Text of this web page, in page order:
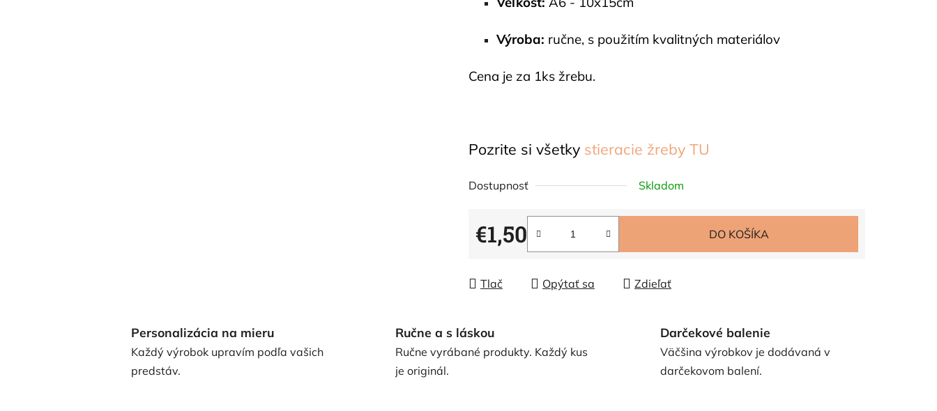
Výroba: ručne, s použitím kvalitných materiálov
Cena je za 1ks žrebu.
Pozrite si všetky stieracie žreby TU
Dostupnosť Skladom
€1,50
Jednotková cena:
DO KOŠÍKA
Tlač Opýtať sa Zdieľať
Personalizácia na mieru
Každý výrobok upravím podľa vašich
predstáv.
Ručne a s láskou
Ručne vyrábané produkty. Každý kus
je originál.
Darčekové balenie
Väčšina výrobkov je dodávaná v
darčekovom balení.